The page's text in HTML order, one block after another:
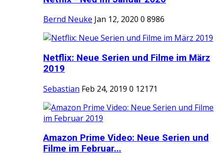
Bernd Neuke Jan 12, 2020 0 8986
Netflix: Neue Serien und Filme im März
2019
Sebastian Feb 24, 2019 0 12171
Amazon Prime Video: Neue Serien und
Filme im Februar...